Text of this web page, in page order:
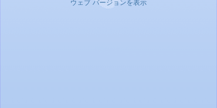
ウェブ バージョンを表示